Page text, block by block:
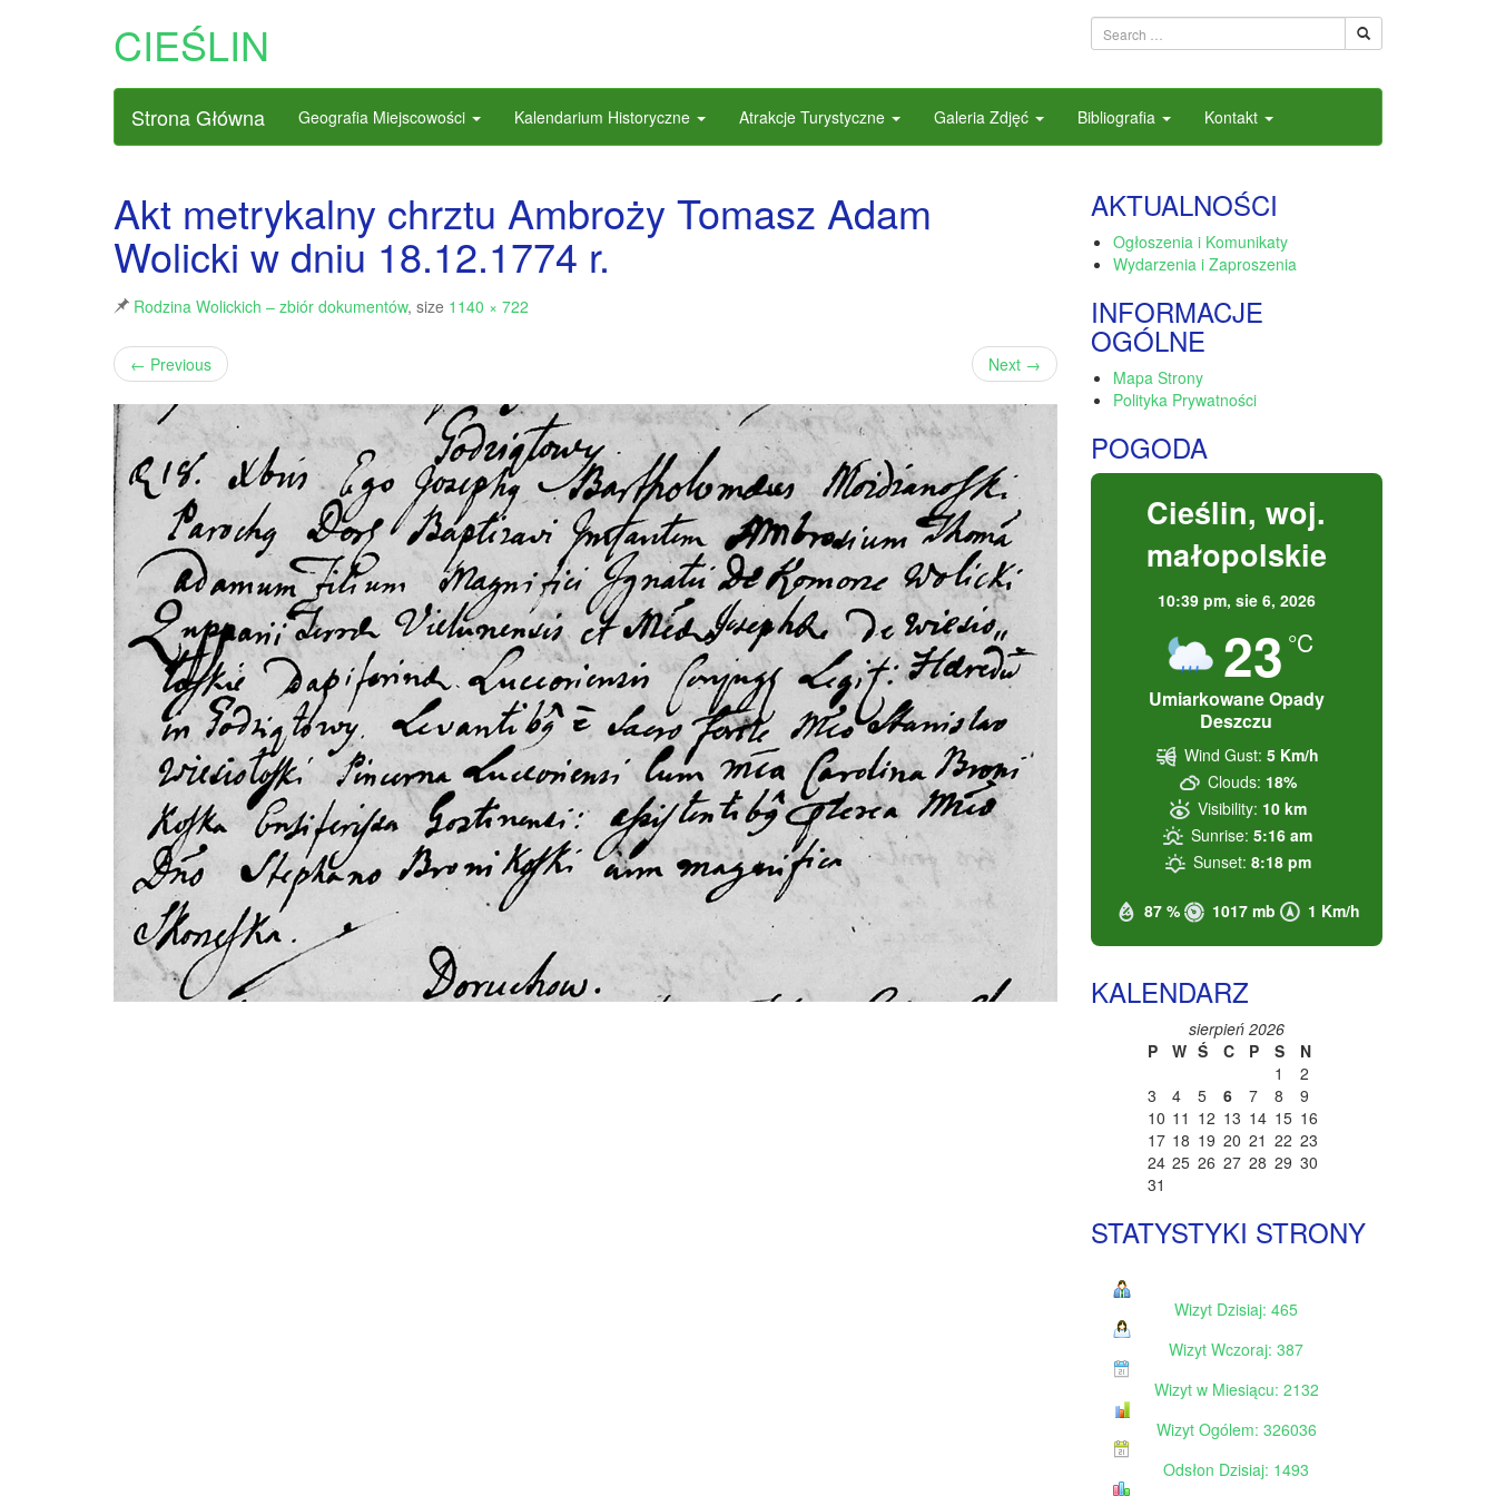
CIEŚLIN
Strona Główna Geografia Miejscowości Kalendarium Historyczne Atrakcje Turystyczne Galeria Zdjęć Bibliografia Kontakt
Akt metrykalny chrztu Ambroży Tomasz Adam
Wolicki w dniu 18.12.1774 r.
Rodzina Wolickich – zbiór dokumentów, size 1140 × 722
← Previous Next →
AKTUALNOŚCI
Ogłoszenia i Komunikaty
Wydarzenia i Zaproszenia
INFORMACJE
OGÓLNE
Mapa Strony
Polityka Prywatności
POGODA
Cieślin, woj.
małopolskie
10:39 pm, sie 6, 2026
23 °C
Umiarkowane Opady
Deszczu
87 % 1017 mb 1 Km/h
Wind Gust: 5 Km/h
Clouds: 18%
Visibility: 10 km
Sunrise: 5:16 am
Sunset: 8:18 pm
KALENDARZ
sierpień 2026
P
W Ś C P S
N
1
2
3
4 5 6 7 8
9
10 11 12 13 14 15 16
17 18 19 20 21 22 23
24 25 26 27 28 29 30
31
STATYSTYKI STRONY
Wizyt Dzisiaj: 465
Wizyt Wczoraj: 387
Wizyt w Miesiącu: 2132
Wizyt Ogólem: 326036
Odsłon Dzisiaj: 1493